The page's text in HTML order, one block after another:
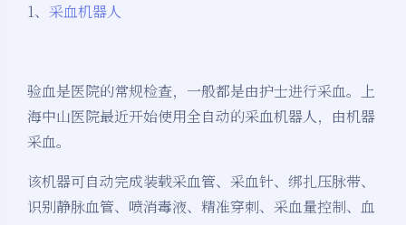
1、 采血机器人
验血是医院的常规检查，一般都是由护士进行采血。上
海中山医院最近开始使用全自动的采血机器人，由机器
采血。
该机器可自动完成装载采血管、采血针、绑扎压脉带、
识别静脉血管、喷消毒液、精准穿刺、采血量控制、血